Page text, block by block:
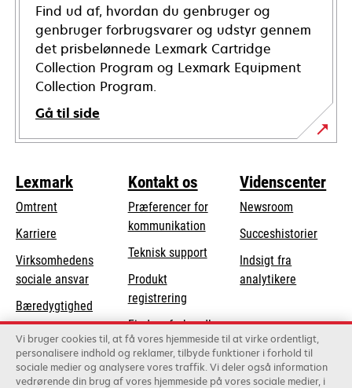
Find ud af, hvordan du genbruger og
genbruger forbrugsvarer og udstyr gennem
det prisbelønnede Lexmark Cartridge
Collection Program og Lexmark Equipment
Collection Program.
Gå til side
Lexmark
Omtrent
Karriere
Virksomhedens
sociale ansvaropens
in
a
new
tab
Bæredygtighed
Lexmark-partnere
Kontakt os
Præferencer for
kommunikation
Teknisk supportopens
tab
Produkt
registrering
Find en forhandler
Liste over
grossister
Videnscenter
Newsroom
Succeshistorier
Indsigt fra
analytikere
Vi bruger cookies til, at få vores hjemmeside til at virke ordentligt,
personalisere indhold og reklamer, tilbyde funktioner i forhold til
sociale medier og analysere vores traffik. Vi deler også information
vedrørende din brug af vores hjemmeside på vores sociale medier, i